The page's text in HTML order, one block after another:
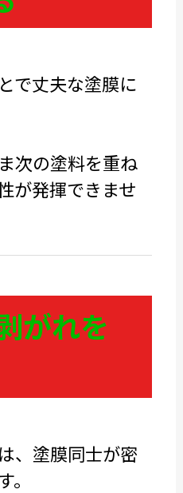
で丈夫な塗膜に
次の塗料を重ね
が発揮できませ
がれを
、塗膜同士が密